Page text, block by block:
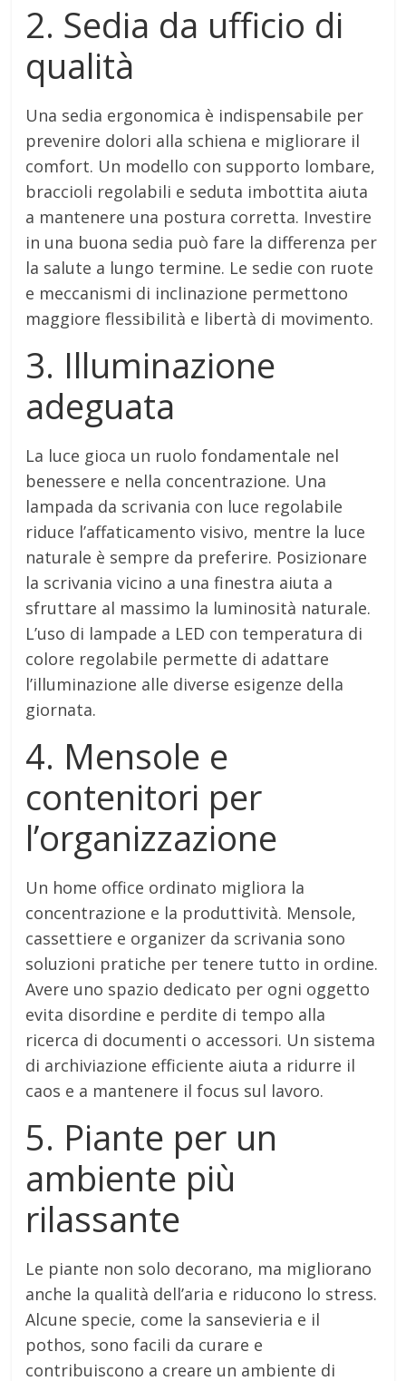
2. Sedia da ufficio di
qualità
Una sedia ergonomica è indispensabile per
prevenire dolori alla schiena e migliorare il
comfort. Un modello con supporto lombare,
braccioli regolabili e seduta imbottita aiuta
a mantenere una postura corretta. Investire
in una buona sedia può fare la differenza per
la salute a lungo termine. Le sedie con ruote
e meccanismi di inclinazione permettono
maggiore flessibilità e libertà di movimento.
3. Illuminazione
adeguata
La luce gioca un ruolo fondamentale nel
benessere e nella concentrazione. Una
lampada da scrivania con luce regolabile
riduce l’affaticamento visivo, mentre la luce
naturale è sempre da preferire. Posizionare
la scrivania vicino a una finestra aiuta a
sfruttare al massimo la luminosità naturale.
L’uso di lampade a LED con temperatura di
colore regolabile permette di adattare
l’illuminazione alle diverse esigenze della
giornata.
4. Mensole e
contenitori per
l’organizzazione
Un home office ordinato migliora la
concentrazione e la produttività. Mensole,
cassettiere e organizer da scrivania sono
soluzioni pratiche per tenere tutto in ordine.
Avere uno spazio dedicato per ogni oggetto
evita disordine e perdite di tempo alla
ricerca di documenti o accessori. Un sistema
di archiviazione efficiente aiuta a ridurre il
caos e a mantenere il focus sul lavoro.
5. Piante per un
ambiente più
rilassante
Le piante non solo decorano, ma migliorano
anche la qualità dell’aria e riducono lo stress.
Alcune specie, come la sansevieria e il
pothos, sono facili da curare e
contribuiscono a creare un ambiente di